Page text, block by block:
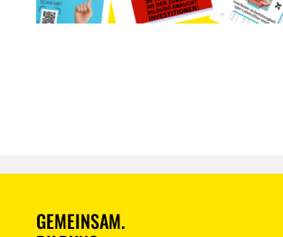
GEMEINSAM.